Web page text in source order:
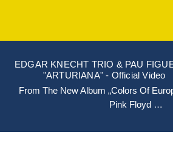
EDGAR KNECHT TRIO & PAU
"ARTURIANA" - Official Video
From The New Album „Colors Of
Pink Floyd …